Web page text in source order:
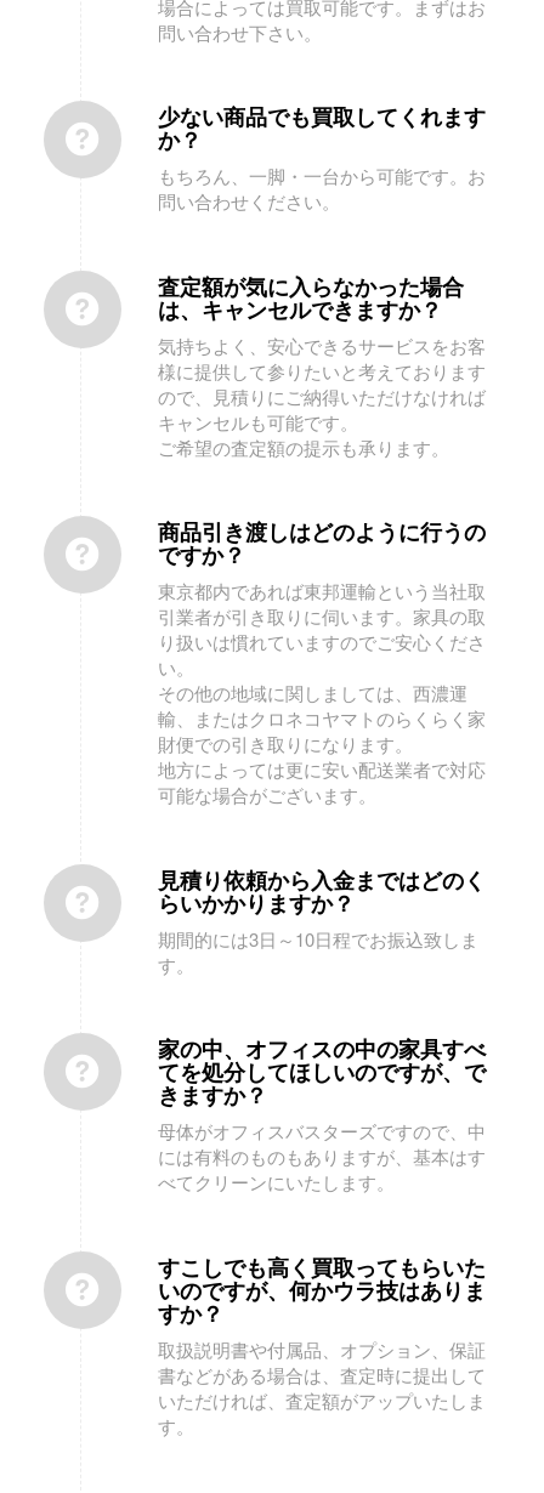
場合によっては買取可能です。まずはお
問い合わせ下さい。
少ない商品でも買取してくれます
か？
もちろん、一脚・一台から可能です。お
問い合わせください。
査定額が気に入らなかった場合
は、キャンセルできますか？
気持ちよく、安心できるサービスをお客
様に提供して参りたいと考えております
ので、見積りにご納得いただけなければ
キャンセルも可能です。
ご希望の査定額の提示も承ります。
商品引き渡しはどのように行うの
ですか？
東京都内であれば東邦運輸という当社取
引業者が引き取りに伺います。家具の取
り扱いは慣れていますのでご安心くださ
い。
その他の地域に関しましては、西濃運
輸、またはクロネコヤマトのらくらく家
財便での引き取りになります。
地方によっては更に安い配送業者で対応
可能な場合がございます。
見積り依頼から入金まではどのく
らいかかりますか？
期間的には3日～10日程でお振込致しま
す。
家の中、オフィスの中の家具すべ
てを処分してほしいのですが、で
きますか？
母体がオフィスバスターズですので、中
には有料のものもありますが、基本はす
べてクリーンにいたします。
すこしでも高く買取ってもらいた
いのですが、何かウラ技はありま
すか？
取扱説明書や付属品、オプション、保証
書などがある場合は、査定時に提出して
いただければ、査定額がアップいたしま
す。